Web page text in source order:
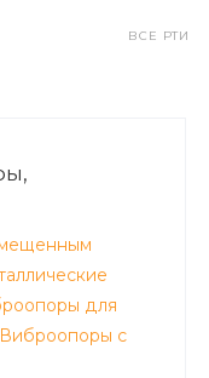
ВСЕ РТИ
для
Виброопоры с